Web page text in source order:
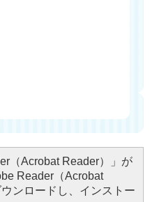
（Acrobat Reader）」が
Reader（Acrobat
ンロードし、インストー